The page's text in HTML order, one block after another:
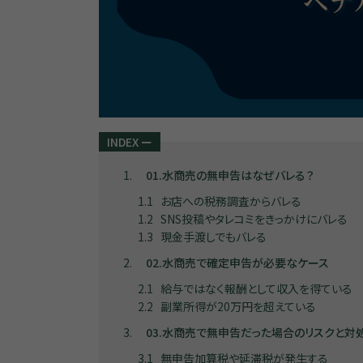
INDEX ー
1
01.水商売の無申告はなぜバレる？
1.1 お店への税務調査からバレる
1.2 SNS投稿やタレコミをきっかけにバレる
1.3 現金手渡しでもバレる
2
02.水商売で確定申告が必要なケース
2.1 給与ではなく報酬として収入を得ている
2.2 副業所得が20万円を超えている
3
03.水商売で無申告だった場合のリスクと対
3.1 無申告加算税や延滞税が発生する